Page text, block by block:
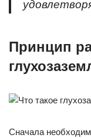
Принцип
Сначала